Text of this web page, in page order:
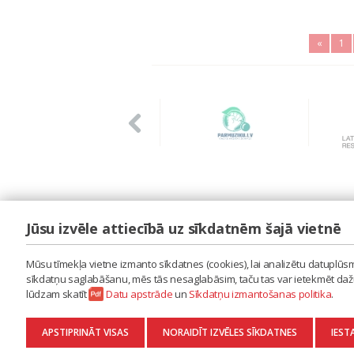
« 1
LAIPA
ES RADU MŪZIKU
AKTUALITĀTES
KONTAKTI
SĪKDATŅU IZMANTOŠANAS POLITIKA
DATU APSTRĀDE
Jūsu izvēle attiecībā uz sīkdatnēm šajā vietnē
Mūsu tīmekļa vietne izmanto sīkdatnes (cookies), lai analizētu
sīkdatņu saglabāšanu, mēs tās nesaglabāsim, taču tas var ietekmēt
lūdzam skatīt
Datu apstrādeun Sīkdatņu izmantošanas politika.
APSTIPRINĀT VISAS NORAIDĪT IZVĒLES SĪKDATNES